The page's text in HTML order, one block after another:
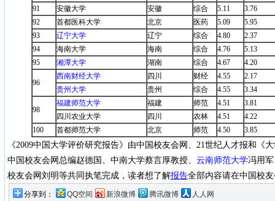
91
安徽大学 安徽 综合 5.11
3.76
92
首都医科大学 北京 医药 5.09
5.95
93
辽宁大学 辽宁 综合 4.80
2.37
94
海南大学 海南 综合 4.76
5.13
95
湘潭大学 湖南 综合 4.67 4.20
96
西南财经大学 四川 财经 4.55
2.17
贵州大学
贵州 综合 4.55 3.34
98
福建师范大学 福建 师范 4.51
3.81
四川农业大学
四川 农林 4.51
4.22
100
首都师范大学 北京 师范 4.50 3.85
《2009中国大学评价研究报告》由中国校友会网、21世纪人才报和《
中国校友会网总编赵德国、中南大学蔡言厚教授、 云南师范大学冯用
校友会网刘明等共同执笔完成，读者想了解报告全部内容请在中国校
分享到： QQ空间 新浪微博 腾讯微博 人人网